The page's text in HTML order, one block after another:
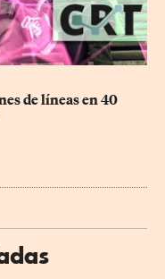
de líneas en 40